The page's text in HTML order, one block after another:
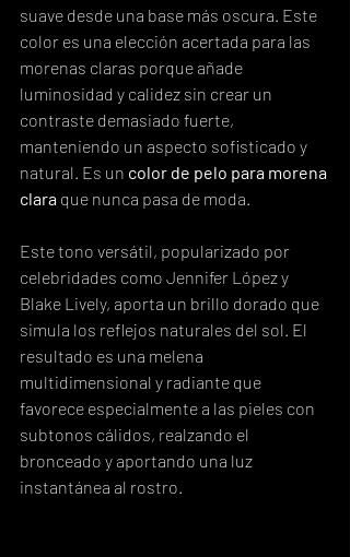
suave desde una base más oscura. Este
color es una elección acertada para las
morenas claras porque añade
luminosidad y calidez sin crear un
contraste demasiado fuerte,
manteniendo un aspecto sofisticado y
natural. Es un color de pelo para morena
clara que nunca pasa de moda.
Este tono versátil, popularizado por
celebridades como Jennifer López y
Blake Lively, aporta un brillo dorado que
simula los reflejos naturales del sol. El
resultado es una melena
multidimensional y radiante que
favorece especialmente a las pieles con
subtonos cálidos, realzando el
bronceado y aportando una luz
instantánea al rostro.